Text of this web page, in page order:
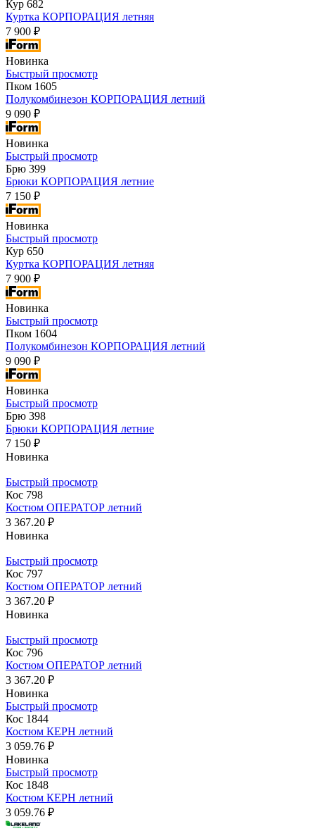
Кур 682
Куртка КОРПОРАЦИЯ летняя
7 900 ₽
Новинка
Быстрый просмотр
Пком 1605
Полукомбинезон КОРПОРАЦИЯ летний
9 090 ₽
Новинка
Быстрый просмотр
Брю 399
Брюки КОРПОРАЦИЯ летние
7 150 ₽
Новинка
Быстрый просмотр
Кур 650
Куртка КОРПОРАЦИЯ летняя
7 900 ₽
Новинка
Быстрый просмотр
Пком 1604
Полукомбинезон КОРПОРАЦИЯ летний
9 090 ₽
Новинка
Быстрый просмотр
Брю 398
Брюки КОРПОРАЦИЯ летние
7 150 ₽
Новинка
Быстрый просмотр
Кос 798
Костюм ОПЕРАТОР летний
3 367.20 ₽
Новинка
Быстрый просмотр
Кос 797
Костюм ОПЕРАТОР летний
3 367.20 ₽
Новинка
Быстрый просмотр
Кос 796
Костюм ОПЕРАТОР летний
3 367.20 ₽
Новинка
Быстрый просмотр
Кос 1844
Костюм КЕРН летний
3 059.76 ₽
Новинка
Быстрый просмотр
Кос 1848
Костюм КЕРН летний
3 059.76 ₽